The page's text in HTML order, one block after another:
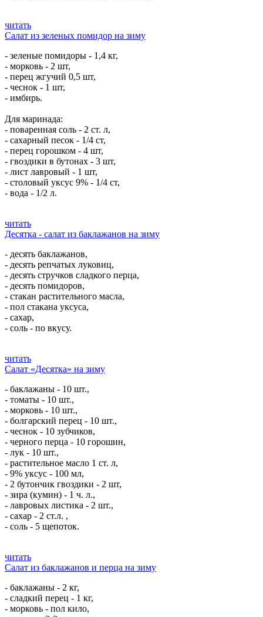
читать
Салат из зеленых помидор на зиму
- зеленые помидоры - 1,4 кг,
- морковь - 2 шт,
- перец жгучий 0,5 шт,
- чеснок - 1 шт,
- имбирь.
Для маринада:
- поваренная соль - 2 ст. л,
- сахарный песок - 1/4 ст,
- перец горошком - 4 шт,
- гвоздики в бутонах - 3 шт,
- лист лавровый - 1 шт,
- столовый уксус 9% - 1/4 ст,
- вода - 1/2 л.
читать
Десятка - салат из баклажанов на зиму
- десять баклажанов,
- десять репчатых луковиц,
- десять стручков сладкого перца,
- десять помидоров,
- стакан растительного масла,
- пол стакана уксуса,
- сахар,
- соль - по вкусу.
читать
Салат «Десятка» на зиму
- баклажаны - 10 шт.,
- томаты - 10 шт.,
- морковь - 10 шт.,
- болгарский перец - 10 шт.,
- чеснок - 10 зубчиков,
- черного перца - 10 горошин,
- лук - 10 шт.,
- растительное масло 1 ст. л,
- 9% уксус - 100 мл,
- 2 бутончик гвоздики - 2 шт,
- зира (кумин) - 1 ч. л.,
- лавровых листика - 2 шт.,
- сахар - 2 ст.л. ,
- соль - 5 щепоток.
читать
Салат из баклажанов и перца на зиму
- баклажаны - 2 кг,
- сладкий перец - 1 кг,
- морковь - пол кило,